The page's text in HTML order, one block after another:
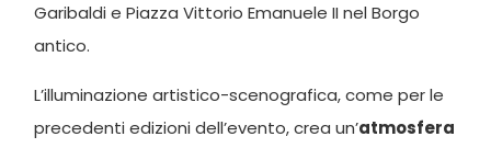
Garibaldi e Piazza Vittorio Emanuele II nel Borgo
antico.
L’illuminazione artistico-scenografica, come per le
precedenti edizioni dell’evento, crea un’atmosfera